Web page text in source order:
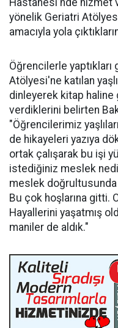
Hastanesi'nde hizmet
yönelik Geriatri
amacıyla yola
Öğrencilerle
Atölyesi'ne katılan
dinleyerek kitap
verdiklerini belirten
"Öğrencilerimiz
de hikayeleri yazıya
ortak çalışarak bu işi
istediğiniz meslek
meslek doğrultusunda
Bu çok hoşlarına gitti.
Hayallerini yaşatmış
maniler de aldık."